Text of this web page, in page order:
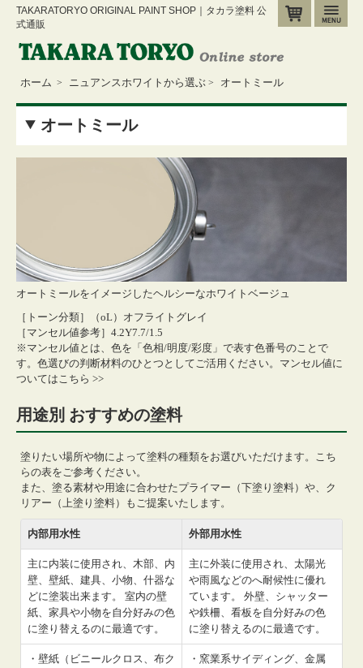
カート
TAKARATORYO ORIGINAL PAINT SHOP｜タカラ塗料 公
式通販
ホーム > ニュアンスホワイトから選ぶ > オートミール
オートミール
オートミールをイメージしたヘルシーなホワイトベージュ
［トーン分類］（oL）オフライトグレイ
［マンセル値参考］4.2Y7.7/1.5
※マンセル値とは、色を「色相/明度/彩度」で表す色番号のことで
す。色選びの判断材料のひとつとしてご活用ください。 マンセル値に
ついてはこちら >>
用途別 おすすめの塗料
塗りたい場所や物によって塗料の種類をお選びいただけます。こち
らの表をご参考ください。
また、塗る素材や用途に合わせたプライマー（下塗り塗料）や、ク
リアー（上塗り塗料）もご提案いたします。
内部用水性 外部用水性
主に内装に使用され、木部、内
壁、壁紙、建具、小物、什器な
どに塗装出来ます。 室内の壁
紙、家具や小物を自分好みの色
に塗り替えるのに最適です。
主に外装に使用され、太陽光
や雨風などのへ耐候性に優れ
ています。 外壁、シャッター
や鉄柵、看板を自分好みの色
に塗り替えるのに最適です。
・壁紙（ビニールクロス、布ク
・窯業系サイディング、金属